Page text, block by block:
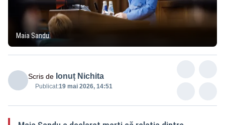
Maia Sandu
Scris de Ionuț Nichita
Publicat:19 mai 2026, 14:51